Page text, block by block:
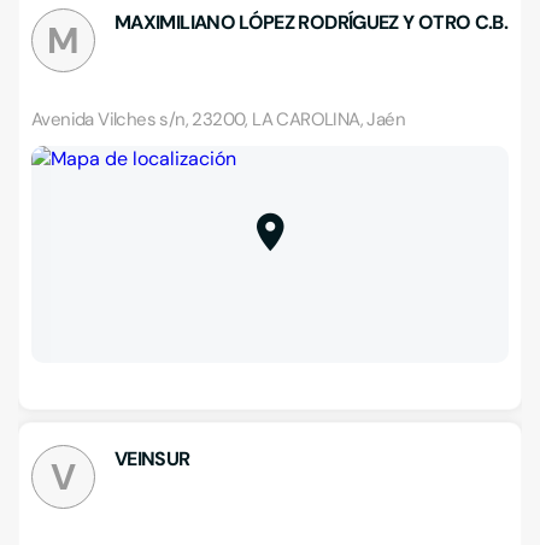
M MAXIMILIANO LÓPEZ RODRÍGUEZ Y OTRO C.B.
Avenida Vilches s/n, 23200, LA CAROLINA, Jaén
V VEINSUR